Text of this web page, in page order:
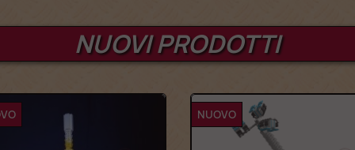
NUOVI PRODOTTI
NUOVO